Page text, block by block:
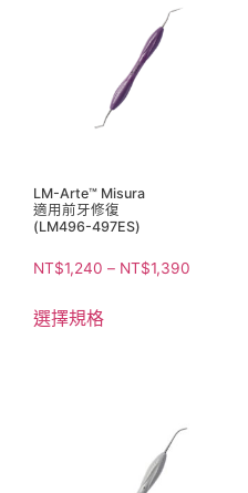
LM-Arte™ Misura
適用前牙修復
(LM496-497ES)
NT$1,240 – NT$1,390
選擇規格